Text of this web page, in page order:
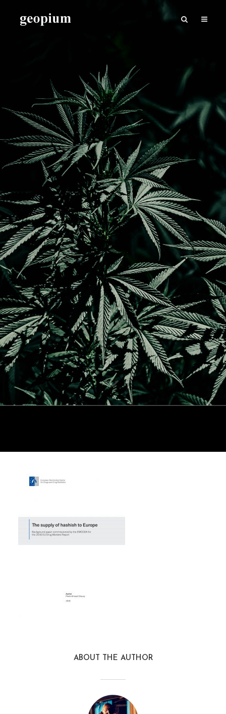
Chouvy_2016_EMCDDA_Su
ABOUT THE AUTHOR